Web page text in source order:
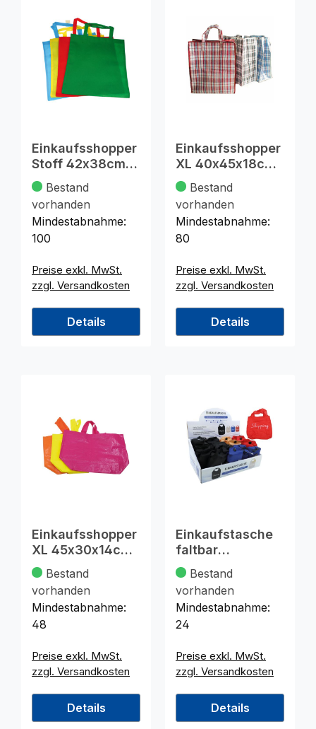
Einkaufsshopper
Stoff 42x38cm in
4 Farben
Bestand
vorhanden
Mindestabnahme:
100
Preise exkl. MwSt.
zzgl. Versandkosten
Details
Einkaufsshopper
XL 40x45x18cm
kariert
Bestand
vorhanden
Mindestabnahme:
80
Preise exkl. MwSt.
zzgl. Versandkosten
Details
Einkaufsshopper
XL 45x30x14cm,
wasserfest
Bestand
vorhanden
Mindestabnahme:
48
Preise exkl. MwSt.
zzgl. Versandkosten
Details
Einkaufstasche
faltbar
"Shopping"
33x34cm
Bestand
vorhanden
Mindestabnahme:
24
Preise exkl. MwSt.
zzgl. Versandkosten
Details